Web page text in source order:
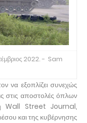
2022. - Sam
να εξοπλίζει συνεχώς
στις αποστολές όπλων
η Wall Street Journal,
και της κυβέρνησης